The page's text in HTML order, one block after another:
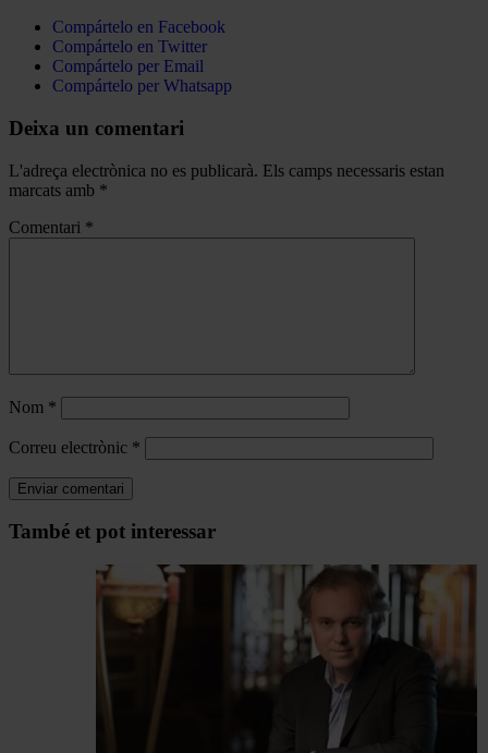
Compártelo en Facebook
Compártelo en Twitter
Compártelo per Email
Compártelo per Whatsapp
Deixa un comentari
L'adreça electrònica no es publicarà. Els camps necessaris estan
marcats amb *
Comentari *
Nom *
Correu electrònic *
Navegar
Actualitat
També et pot interessar